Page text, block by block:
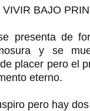
BAJO
presenta de
y se
placer pero el
eterno.
pero hay